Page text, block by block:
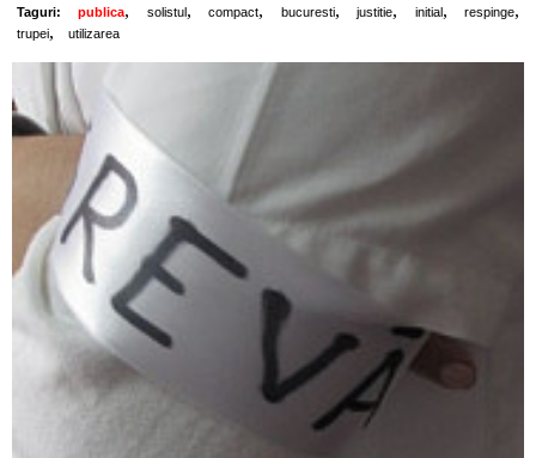
Taguri: publica, solistul, compact, bucuresti, justitie, initial, respinge,
trupei, utilizarea